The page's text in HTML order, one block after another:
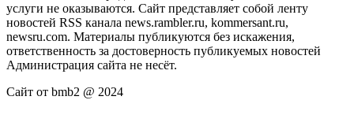
услуги не оказываются. Сайт представляет собой ленту
новостей RSS канала news.rambler.ru, kommersant.ru,
newsru.com. Материалы публикуются без искажения,
ответственность за достоверность публикуемых новостей
Администрация сайта не несёт.
Сайт от bmb2 @ 2024